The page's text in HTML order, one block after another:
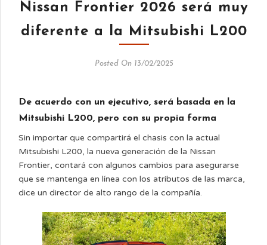
Nissan Frontier 2026 será muy
diferente a la Mitsubishi L200
Posted On 13/02/2025
De acuerdo con un ejecutivo, será basada en la
Mitsubishi L200, pero con su propia forma
Sin importar que compartirá el chasis con la actual
Mitsubishi L200, la nueva generación de la Nissan
Frontier, contará con algunos cambios para asegurarse
que se mantenga en línea con los atributos de las marca,
dice un director de alto rango de la compañía.